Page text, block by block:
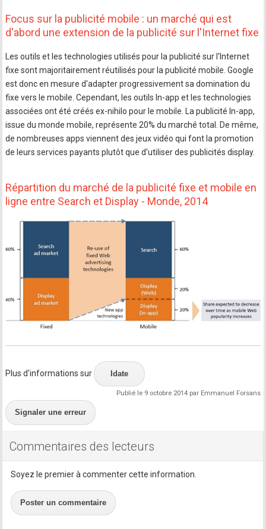
Focus sur la publicité mobile : un marché qui est
d'abord une extension de la publicité sur l'Internet fixe
Les outils et les technologies utilisés pour la publicité sur l'Internet
fixe sont majoritairement réutilisés pour la publicité mobile. Google
est donc en mesure d'adapter progressivement sa domination du
fixe vers le mobile. Cependant, les outils In-app et les technologies
associées ont été créés ex-nihilo pour le mobile. La publicité In-app,
issue du monde mobile, représente 20% du marché total. De même,
de nombreuses apps viennent des jeux vidéo qui font la promotion
de leurs services payants plutôt que d'utiliser des publicités display.
Répartition du marché de la publicité fixe et mobile en
ligne entre Search et Display - Monde, 2014
Plus d'informations sur Idate
Publié le 9 octobre 2014 par Emmanuel Forsans
Signaler une erreur
Commentaires des lecteurs
Soyez le premier à commenter cette information.
Poster un commentaire